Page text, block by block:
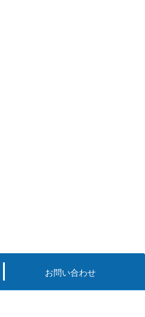
お問い合わせ